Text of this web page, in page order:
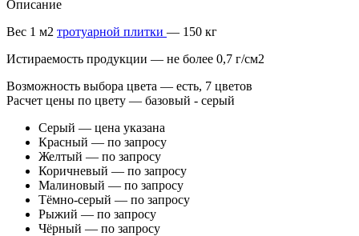
Описание
Вес 1 м2 тротуарной плитки — 150 кг
Истираемость продукции — не более 0,7 г/см2
Возможность выбора цвета — есть, 7 цветов
Расчет цены по цвету — базовый - серый
Серый — цена указана
Красный — по запросу
Желтый — по запросу
Коричневый — по запросу
Малиновый — по запросу
Тёмно-серый — по запросу
Рыжий — по запросу
Чёрный — по запросу